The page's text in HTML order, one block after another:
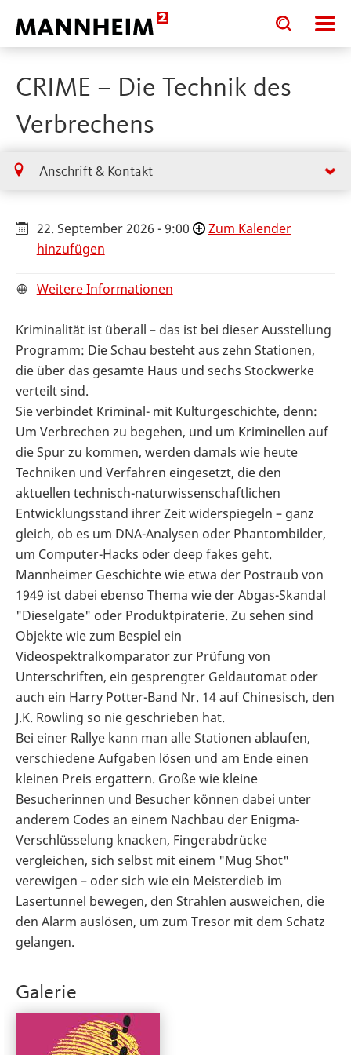
Toggle
search
input
Toggle
search
input
CRIME – Die Technik des
Verbrechens
Anschrift & Kontakt
22. September 2026 - 9:00
Zum Kalender
hinzufügen
Weitere Informationen
Kriminalität ist überall – das ist bei dieser Ausstellung
Programm: Die Schau besteht aus zehn Stationen,
die über das gesamte Haus und sechs Stockwerke
verteilt sind.
Sie verbindet Kriminal- mit Kulturgeschichte, denn:
Um Verbrechen zu begehen, und um Kriminellen auf
die Spur zu kommen, werden damals wie heute
Techniken und Verfahren eingesetzt, die den
aktuellen technisch-naturwissenschaftlichen
Entwicklungsstand ihrer Zeit widerspiegeln – ganz
gleich, ob es um DNA-Analysen oder Phantombilder,
um Computer-Hacks oder deep fakes geht.
Mannheimer Geschichte wie etwa der Postraub von
1949 ist dabei ebenso Thema wie der Abgas-Skandal
"Dieselgate" oder Produktpiraterie. Zu sehen sind
Objekte wie zum Bespiel ein
Videospektralkomparator zur Prüfung von
Unterschriften, ein gesprengter Geldautomat oder
auch ein Harry Potter-Band Nr. 14 auf Chinesisch, den
J.K. Rowling so nie geschrieben hat.
Bei einer Rallye kann man alle Stationen ablaufen,
verschiedene Aufgaben lösen und am Ende einen
kleinen Preis ergattern. Große wie kleine
Besucherinnen und Besucher können dabei unter
anderem Codes an einem Nachbau der Enigma-
Verschlüsselung knacken, Fingerabdrücke
vergleichen, sich selbst mit einem "Mug Shot"
verewigen – oder sich wie ein Meisterdieb im
Lasertunnel bewegen, den Strahlen ausweichen, die
den Alarm auslösen, um zum Tresor mit dem Schatz
gelangen.
Galerie